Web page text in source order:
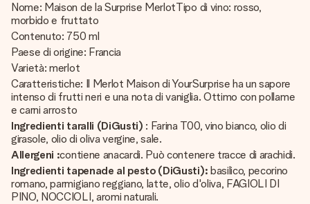
Nome: Maison de la Surprise MerlotTipo di vino: rosso,
morbido e fruttato
Contenuto: 750 ml
Paese di origine: Francia
Varietà: merlot
Caratteristiche: Il Merlot Maison di YourSurprise ha un sapore
intenso di frutti neri e una nota di vaniglia. Ottimo con pollame
e carni arrosto
Ingredienti taralli (DiGusti) : Farina T00, vino bianco, olio di
girasole, olio di oliva vergine, sale.
Allergeni :contiene anacardi. Può contenere tracce di arachidi.
Ingredienti tapenade al pesto (DiGusti): basilico, pecorino
romano, parmigiano reggiano, latte, olio d'oliva, FAGIOLI DI
PINO, NOCCIOLI, aromi naturali.